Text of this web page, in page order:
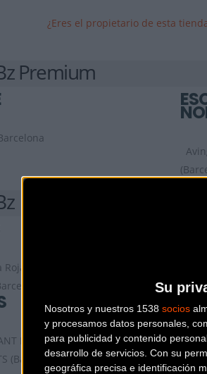
Su
Nosotros y nuestros 1538 socios
y procesamos datos personales,
para publicidad y contenido
desarrollo de servicios. Con su
geográfica precisa e identificación
¿Eres el propietario de esta
Premium
29 C
18
BOI 90
SANT
(Barcelona)